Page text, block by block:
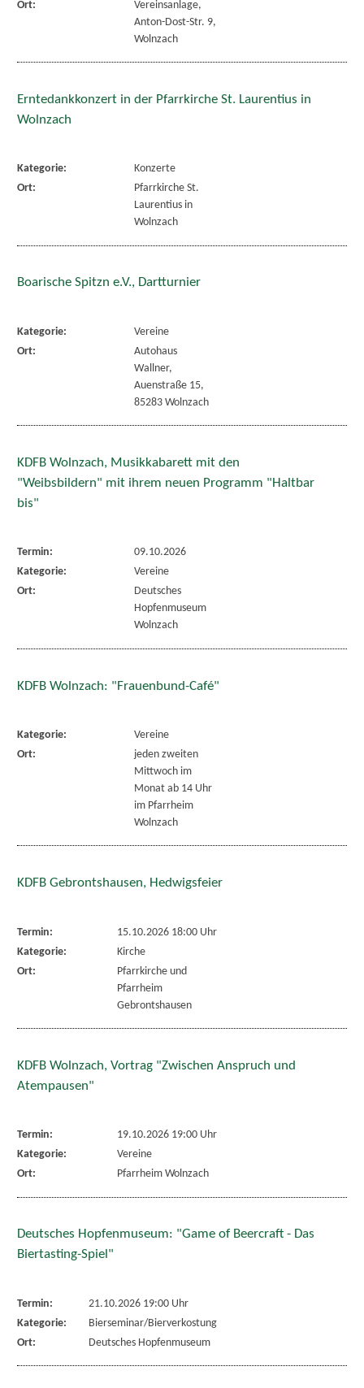
Ort:
Vereinsanlage,
Anton-Dost-Str. 9,
Wolnzach
Erntedankkonzert in der Pfarrkirche St. Laurentius in
Wolnzach
Kategorie:
Konzerte
Ort:
Pfarrkirche St.
Laurentius in
Wolnzach
Boarische Spitzn e.V., Dartturnier
Kategorie:
Vereine
Ort:
Autohaus
Wallner,
Auenstraße 15,
85283 Wolnzach
KDFB Wolnzach, Musikkabarett mit den
"Weibsbildern" mit ihrem neuen Programm "Haltbar
bis"
Termin:
09.10.2026
Kategorie:
Vereine
Ort:
Deutsches
Hopfenmuseum
Wolnzach
KDFB Wolnzach: "Frauenbund-Café"
Kategorie:
Vereine
Ort:
jeden zweiten
Mittwoch im
Monat ab 14 Uhr
im Pfarrheim
Wolnzach
KDFB Gebrontshausen, Hedwigsfeier
Termin:
15.10.2026 18:00 Uhr
Kategorie:
Kirche
Ort:
Pfarrkirche und
Pfarrheim
Gebrontshausen
KDFB Wolnzach, Vortrag "Zwischen Anspruch und
Atempausen"
Termin:
19.10.2026 19:00 Uhr
Kategorie:
Vereine
Ort:
Pfarrheim Wolnzach
Deutsches Hopfenmuseum: "Game of Beercraft - Das
Biertasting-Spiel"
Termin:
21.10.2026 19:00 Uhr
Kategorie:
Bierseminar/Bierverkostung
Ort:
Deutsches Hopfenmuseum